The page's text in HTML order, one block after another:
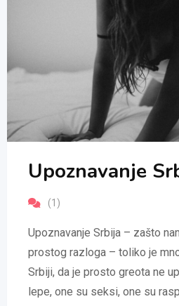
Upoznavanje
(1)
Upoznavanje Srbija – zašto
prostog razloga – toliko je
Srbiji, da je prosto greota ne
lepe, one su seksi, one su